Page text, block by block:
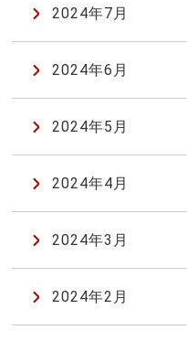
2024年7月
2024年6月
2024年5月
2024年4月
2024年3月
2024年2月